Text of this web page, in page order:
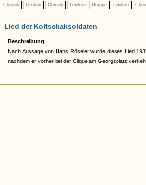
Chronik Lexikon Chronik Lexikon Gruppe Lexikon
Lied der Koltschaksoldaten
Beschreibung
Nach Aussage von Hans Röseler wurde dieses Lied
nachdem er vorher bei der Clique am Georgsplatz